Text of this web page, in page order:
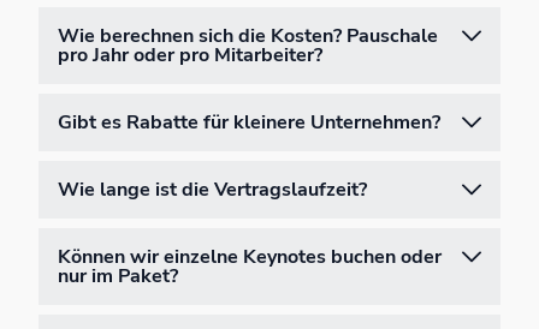
Wie berechnen sich die Kosten? Pauschale
pro Jahr oder pro Mitarbeiter?
Gibt es Rabatte für kleinere Unternehmen?
Wie lange ist die Vertragslaufzeit?
Können wir einzelne Keynotes buchen oder
nur im Paket?